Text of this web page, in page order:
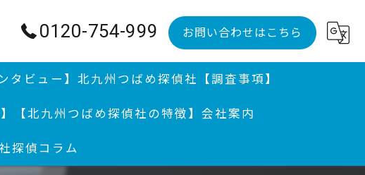
0120-754-999 お問い合わせはこちら
タビュー】 北九州つばめ探偵社【調査事項】
【北九州つばめ探偵社の特徴】 会社案内
探偵コラム